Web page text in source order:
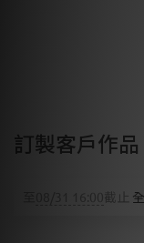
訂製客戶作品
08/31 16:00截止